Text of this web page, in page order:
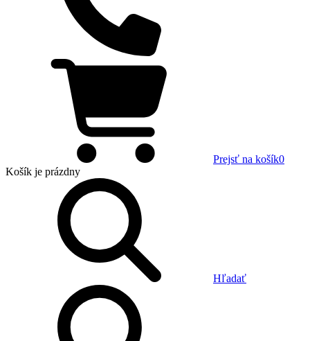
Prejsť na košík0
Košík je prázdny
Hľadať